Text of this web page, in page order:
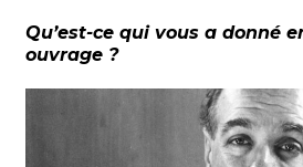
Qu’est-ce qui vous a donné
ouvrage ?